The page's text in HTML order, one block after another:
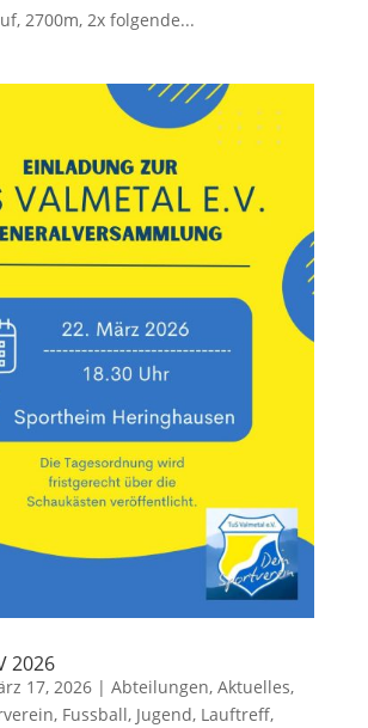
2700m, 2x folgende...
2026
17, 2026| Abteilungen, Aktuelles,
, Fussball, Jugend, Lauftreff,